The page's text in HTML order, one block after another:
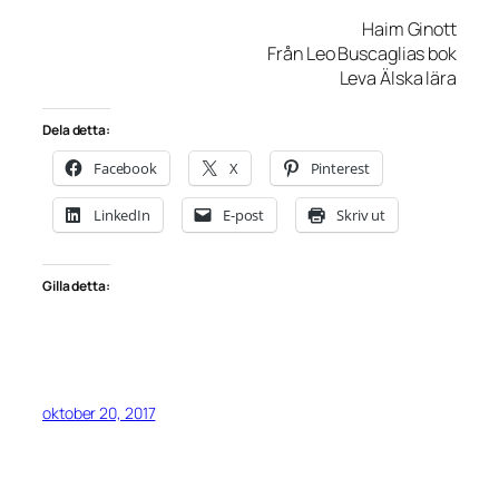
Haim Ginott
Från Leo Buscaglias bok
Leva Älska lära
Dela detta:
Facebook X Pinterest
LinkedIn E-post Skriv ut
Gilla detta:
oktober 20, 2017